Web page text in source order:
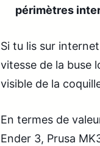
périmètres
Si tu lis sur
vitesse de la buse
visible de la
En termes de
Ender 3, Prusa